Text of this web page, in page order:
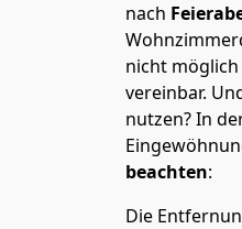
nach
nicht
vereinbar.
nutzen? In
beachten:
Die